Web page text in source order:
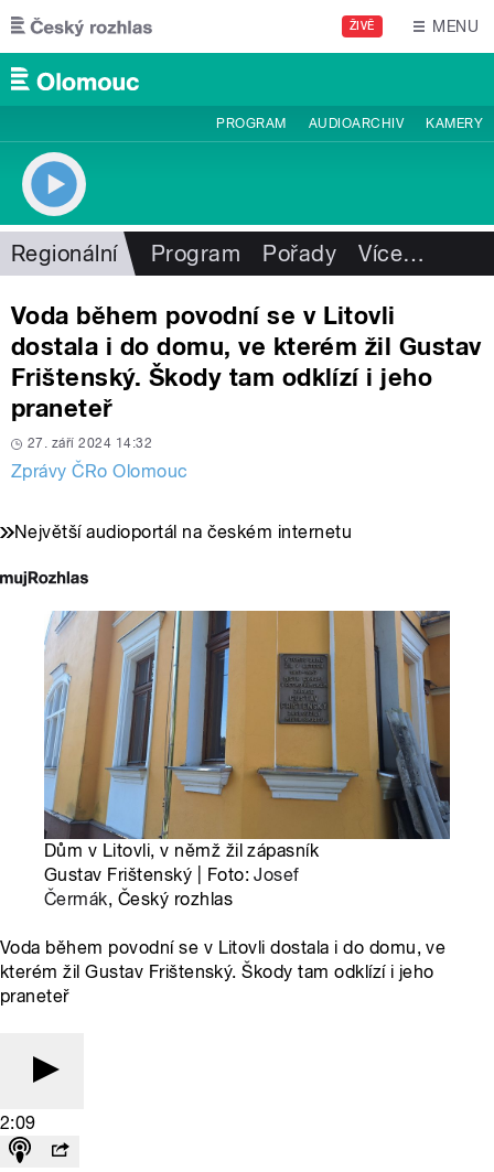
Přejít k hlavnímu obsahu
ŽIVĚ MENU
PROGRAM AUDIOARCHIV KAMERY
Regionální Program Pořady Více…
Voda během povodní se v Litovli
dostala i do domu, ve kterém žil Gustav
Frištenský. Škody tam odklízí i jeho
praneteř
27. září 2024 14:32
Zprávy ČRo Olomouc
Největší audioportál na českém internetu
Dům v Litovli, v němž žil zápasník
Gustav Frištenský | Foto:Josef
Čermák, Český rozhlas
Voda během povodní se v Litovli dostala i do domu, ve
kterém žil Gustav Frištenský. Škody tam odklízí i jeho
praneteř
2:09